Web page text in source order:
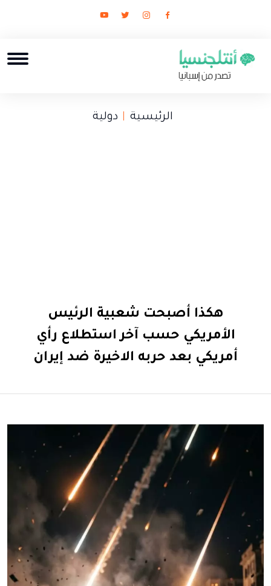
الرئيسية دولية
هكذا أصبحت شعبية الرئيس
الأمريكي حسب آخر استطلاع رأي
أمريكي بعد حربه الاخيرة ضد إيران